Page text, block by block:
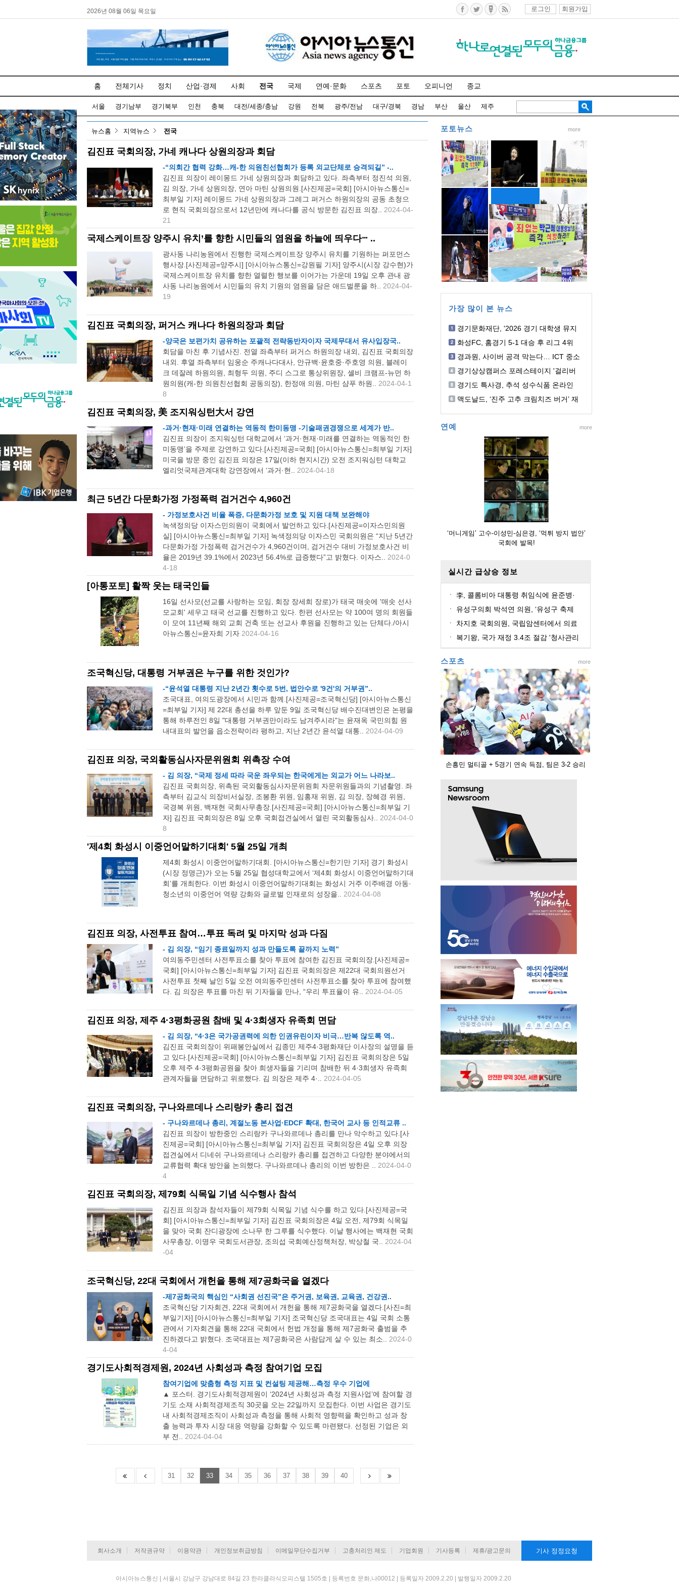
2026년 08월 06일 목요일 로그인 회원가입
홈 전체기사 정치 산업·경제 사회 전국 국제 연예·문화 스포츠 포토 오피니언 종교
서울 경기남부 경기북부 인천 충북 대전/세종/충남 강원 전북 광주/전남 대구/경북 경남 부산 울산 제주
뉴스홈 지역뉴스 전국
김진표 국회의장, 가네 캐나다 상원의장과 회담
-“의회간 협력 강화…캐-한 의원친선협회가 등록 외교단체로 승격되길” -..
김진표 의장이 레이몽드 가네 상원의장과 회담하고 있다. 좌측부터 정진석 의원,
김 의장, 가네 상원의장, 연아 마틴 상원의원.[사진제공=국회] [아시아뉴스통신=
최부일 기자] 레이몽드 가네 상원의장과 그레그 퍼거스 하원의장의 공동 초청으
로 현직 국회의장으로서 12년만에 캐나다를 공식 방문한 김진표 의장.. 2024-04-
21
국제스케이트장 양주시 유치’를 향한 시민들의 염원을 하늘에 띄우다ⵈ ..
광사동 나리농원에서 진행한 국제스케이트장 양주시 유치를 기원하는 퍼포먼스
행사장.[사진제공=양주시] [아시아뉴스통신=강원필 기자] 양주시(시장 강수현)가
국제스케이트장 유치를 향한 열렬한 행보를 이어가는 가운데 19일 오후 관내 광
사동 나리농원에서 시민들의 유치 기원의 염원을 담은 애드벌룬을 하.. 2024-04-
19
김진표 국회의장, 퍼거스 캐나다 하원의장과 회담
-양국은 보편가치 공유하는 포괄적 전략동반자이자 국제무대서 유사입장국..
회담을 마친 후 기념사진. 전열 좌측부터 퍼거스 하원의장 내외, 김진표 국회의장
내외. 후열 좌측부터 임웅순 주캐나다대사, 안규백·윤호중·주호영 의원, 블레이
크 데잘레 하원의원, 최형두 의원, 주디 스그로 통상위원장, 셸비 크램프-뉴먼 하
원의원(캐-한 의원친선협회 공동의장), 한정애 의원, 마틴 샴푸 하원.. 2024-04-1
8
김진표 국회의장, 美 조지워싱턴大서 강연
-과거·현재·미래 연결하는 역동적 한미동맹 -기술패권경쟁으로 세계가 반..
김진표 의장이 조지워싱턴 대학교에서 ‘과거·현재·미래를 연결하는 역동적인 한
미동맹’을 주제로 강연하고 있다.[사진제공=국회] [아시아뉴스통신=최부일 기자]
미국을 방문 중인 김진표 의장은 17일(이하 현지시간) 오전 조지워싱턴 대학교
엘리엇국제관계대학 강연장에서 ‘과거·현.. 2024-04-18
최근 5년간 다문화가정 가정폭력 검거건수 4,960건
- 가정보호사건 비율 폭증, 다문화가정 보호 및 지원 대책 보완해야
녹색정의당 이자스민의원이 국회에서 발언하고 있다.[사진제공=이자스민의원
실] [아시아뉴스통신=최부일 기자] 녹색정의당 이자스민 국회의원은 “지난 5년간
다문화가정 가정폭력 검거건수가 4,960건이며, 검거건수 대비 가정보호사건 비
율은 2019년 39.1%에서 2023년 56.4%로 급증했다”고 밝혔다. 이자스.. 2024-0
4-18
[아통포토] 활짝 웃는 태국인들
16일 선사모(선교를 사랑하는 모임, 회장 장세희 장로)가 태국 매솟에 '매솟 선사
모교회' 세우고 태국 선교를 진행하고 있다. 한편 선사모는 약 100여 명의 회원들
이 모여 11년째 해외 교회 건축 또는 선교사 후원을 진행하고 있는 단체다./아시
아뉴스통신=윤자희 기자 2024-04-16
조국혁신당, 대통령 거부권은 누구를 위한 것인가?
-“윤석열 대통령 지난 2년간 횟수로 5번, 법안수로 '9건'의 거부권”..
조국대표, 여의도광장에서 시민과 함께.[사진제공=조국혁신당] [아시아뉴스통신
=최부일 기자] 제 22대 총선을 하루 앞둔 9일 조국혁신당 배수진대변인은 논평을
통해 하루전인 8일 "대통령 거부권만이라도 남겨주시라"는 윤재옥 국민의힘 원
내대표의 발언을 읍소전략이라 평하고, 지난 2년간 윤석열 대통.. 2024-04-09
김진표 의장, 국외활동심사자문위원회 위촉장 수여
- 김 의장, “국제 정세 따라 국운 좌우되는 한국에게는 외교가 어느 나라보..
김진표 국회의장, 위촉된 국외활동심사자문위원회 자문위원들과의 기념촬영. 좌
측부터 김교식 의장비서실장, 조봉환 위원, 임홍재 위원, 김 의장, 장혜경 위원,
국경복 위원, 백재현 국회사무총장.[사진제공=국회] [아시아뉴스통신=최부일 기
자] 김진표 국회의장은 8일 오후 국회접견실에서 열린 국외활동심사.. 2024-04-0
8
'제4회 화성시 이중언어말하기대회' 5월 25일 개최
제4회 화성시 이중언어말하기대회. [아시아뉴스통신=한기만 기자] 경기 화성시
(시장 정명근)가 오는 5월 25일 협성대학교에서 ‘제4회 화성시 이중언어말하기대
회’를 개최한다. 이번 화성시 이중언어말하기대회는 화성시 거주 이주배경 아동·
청소년의 이중언어 역량 강화와 글로벌 인재로의 성장을.. 2024-04-08
김진표 의장, 사전투표 참여…투표 독려 및 마지막 성과 다짐
- 김 의장, “임기 종료일까지 성과 만들도록 끝까지 노력”
여의동주민센터 사전투표소를 찾아 투표에 참여한 김진표 국회의장.[사진제공=
국회] [아시아뉴스통신=최부일 기자] 김진표 국회의장은 제22대 국회의원선거
사전투표 첫째 날인 5일 오전 여의동주민센터 사전투표소를 찾아 투표에 참여했
다. 김 의장은 투표를 마친 뒤 기자들을 만나, “우리 투표율이 유.. 2024-04-05
김진표 의장, 제주 4·3평화공원 참배 및 4·3희생자 유족회 면담
- 김 의장, “4·3은 국가공권력에 의한 인권유린이자 비극…반복 않도록 역..
김진표 국회의장이 위패봉안실에서 김종민 제주4·3평화재단 이사장의 설명을 듣
고 있다.[사진제공=국회] [아시아뉴스통신=최부일 기자] 김진표 국회의장은 5일
오후 제주 4·3평화공원을 찾아 희생자들을 기리며 참배한 뒤 4·3희생자 유족회
관계자들을 면담하고 위로했다. 김 의장은 제주 4·.. 2024-04-05
김진표 국회의장, 구나와르데나 스리랑카 총리 접견
- 구나와르데나 총리, 계절노동 본사업·EDCF 확대, 한국어 교사 등 인적교류 ..
김진표 의장이 방한중인 스리랑카 구나와르데나 총리를 만나 악수하고 있다.[사
진제공=국회] [아시아뉴스통신=최부일 기자] 김진표 국회의장은 4일 오후 의장
접견실에서 디네쉬 구나와르데나 스리랑카 총리를 접견하고 다양한 분야에서의
교류협력 확대 방안을 논의했다. 구나와르데나 총리의 이번 방한은 .. 2024-04-0
4
김진표 국회의장, 제79회 식목일 기념 식수행사 참석
김진표 의장과 참석자들이 제79회 식목일 기념 식수를 하고 있다.[사진제공=국
회] [아시아뉴스통신=최부일 기자] 김진표 국회의장은 4일 오전, 제79회 식목일
을 맞아 국회 잔디광장에 소나무 한 그루를 식수했다. 이날 행사에는 백재현 국회
사무총장, 이명우 국회도서관장, 조의섭 국회예산정책처장, 박상철 국.. 2024-04
-04
조국혁신당, 22대 국회에서 개헌을 통해 제7공화국을 열겠다
-제7공화국의 핵심인 “사회권 선진국”은 주거권, 보육권, 교육권, 건강권..
조국혁신당 기자회견, 22대 국회에서 개헌을 통해 제7공화국을 열겠다.[사진=최
부일기자] [아시아뉴스통신=최부일 기자] 조국혁신당 조국대표는 4일 국회 소통
관에서 기자회견을 통해 22대 국회에서 헌법 개정을 통해 제7공화국 출범을 추
진하겠다고 밝혔다. 조국대표는 제7공화국은 사람답게 살 수 있는 최소.. 2024-0
4-04
경기도사회적경제원, 2024년 사회성과 측정 참여기업 모집
참여기업에 맞춤형 측정 지표 및 컨설팅 제공해…측정 우수 기업에
▲ 포스터. 경기도사회적경제원이 ‘2024년 사회성과 측정 지원사업’에 참여할 경
기도 소재 사회적경제조직 30곳을 오는 22일까지 모집한다. 이번 사업은 경기도
내 사회적경제조직이 사회성과 측정을 통해 사회적 영향력을 확인하고 성과 창
출 능력과 투자 시장 대응 역량을 강화할 수 있도록 마련됐다. 선정된 기업은 외
부 전.. 2024-04-04
31 32 33 34 35 36 37 38 39 40
포토뉴스 more
가장 많이 본 뉴스
경기문화재단, '2026 경기 대학생 뮤지
화성FC, 홈경기 5-1 대승 후 리그 4위
경과원, 사이버 공격 막는다… ICT 중소
경기상상캠퍼스 포레스테이지 '걸리버
경기도 특사경, 추석 성수식품 온라인
맥도날드, ‘진주 고추 크림치즈 버거’ 재
연예 more
‘머니게임’ 고수-이성민-심은경, ‘먹튀 방지 법안’
국회에 발목!
실시간 급상승 정보
李, 콜롬비아 대통령 취임식에 윤준병·
유성구의회 박석연 의원, ‘유성구 축제
차지호 국회의원, 국립암센터에서 의료
복기왕, 국가 재정 3.4조 절감 '청사관리
기본법' 대표...
스포츠 more
손흥민 멀티골 + 5경기 연속 득점, 팀은 3-2 승리
회사소개 저작권규약 이용약관 개인정보취급방침 이메일무단수집거부 고충처리인 제도 기업회원 기사등록 제휴/광고문의 기사 정정요청
아시아뉴스통신 | 서울시 강남구 강남대로 84길 23 한라클라식오피스텔 1505호 | 등록번호 문화,나00012 | 등록일자 2009.2.20 | 발행일자 2009.2.20